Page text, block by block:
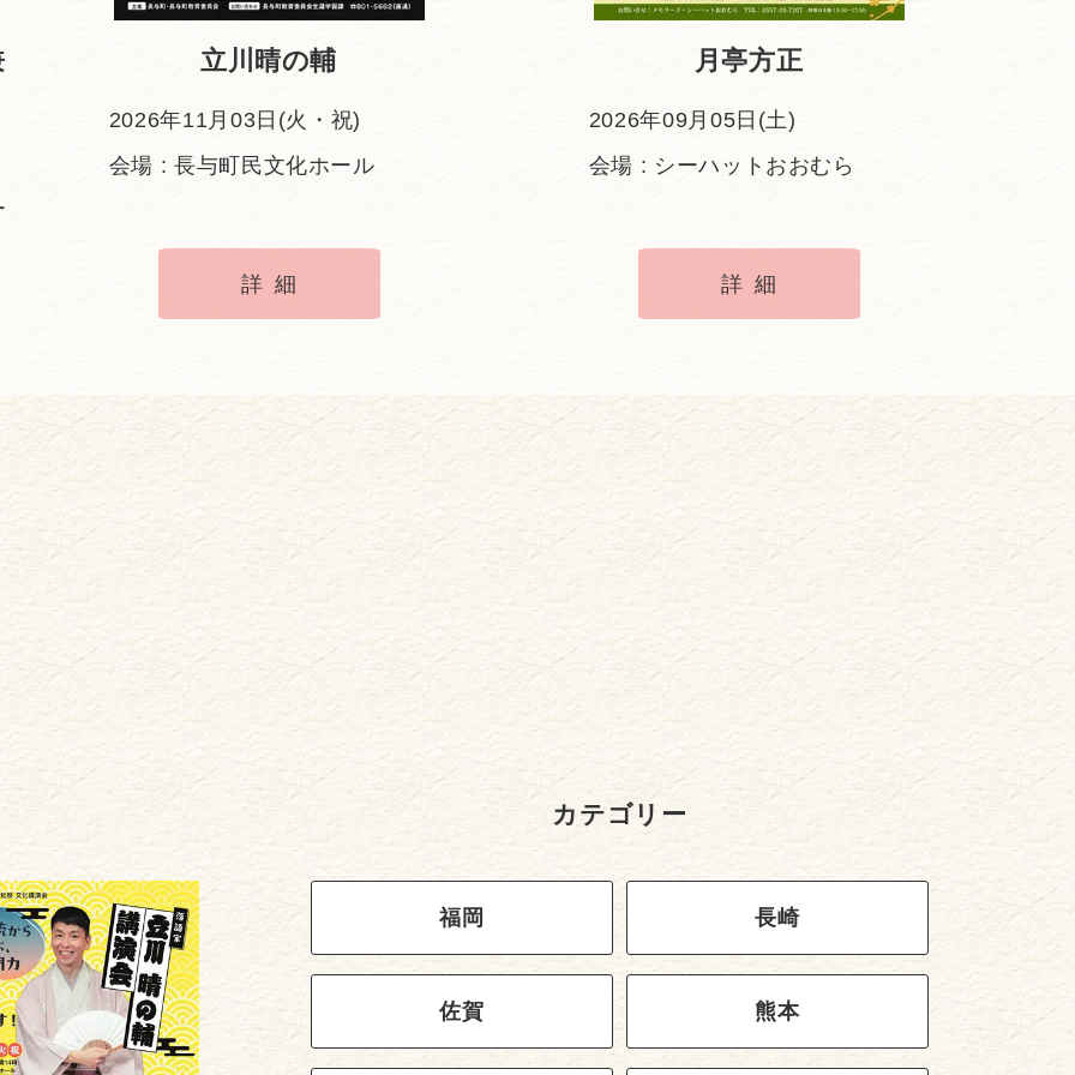
立川晴の輔
2026年11月03日(火・祝)
会場 : 長与町民文化ホール
詳細
月亭方正
2026年09月05日(土)
会場 : シーハットおおむら
詳細
カテゴリー
福岡 長崎
佐賀 熊本